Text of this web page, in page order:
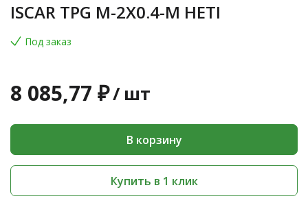
ISCAR TPG M-2X0.4-M HETI
Под заказ
8 085,77 ₽/ шт
В корзину
Купить в 1 клик